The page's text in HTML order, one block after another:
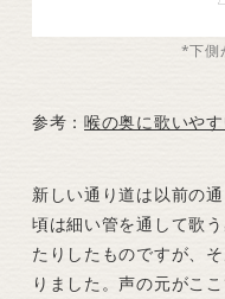
*下側
参考：喉の奥に歌いや
新しい通り道は以前の
頃は細い管を通して歌
たりしたものですが、
りました。声の元がこ